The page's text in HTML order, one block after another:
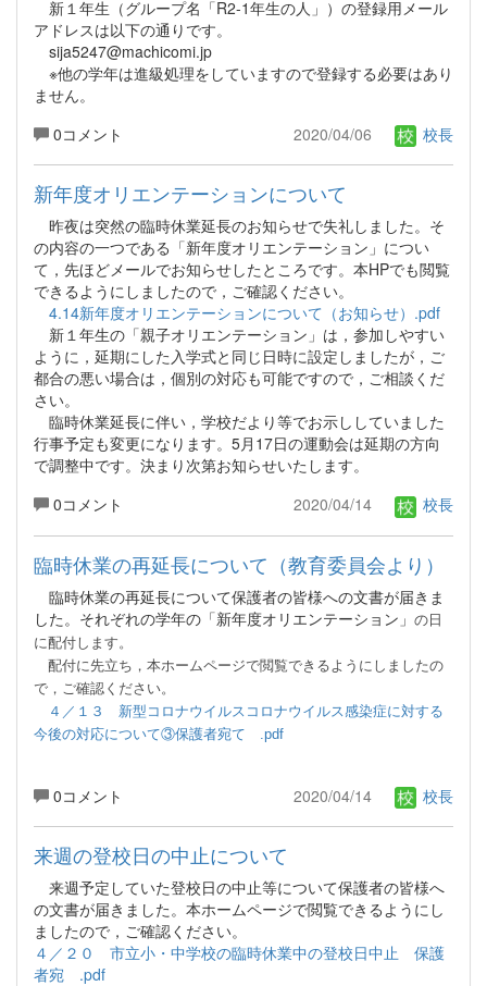
新１年生（グループ名「R2-1年生の人」）の登録用メール
アドレスは以下の通りです。
sija5247@machicomi.jp
※他の学年は進級処理をしていますので登録する必要はあり
ません。
0コメント
2020/04/06 校長
新年度オリエンテーションについて
昨夜は突然の臨時休業延長のお知らせで失礼しました。そ
の内容の一つである「新年度オリエンテーション」につい
て，先ほどメールでお知らせしたところです。本HPでも閲覧
できるようにしましたので，ご確認ください。
4.14新年度オリエンテーションについて（お知らせ）.pdf
新１年生の「親子オリエンテーション」は，参加しやすい
ように，延期にした入学式と同じ日時に設定しましたが，ご
都合の悪い場合は，個別の対応も可能ですので，ご相談くだ
さい。
臨時休業延長に伴い，学校だより等でお示ししていました
行事予定も変更になります。5月17日の運動会は延期の方向
で調整中です。決まり次第お知らせいたします。
0コメント
2020/04/14 校長
臨時休業の再延長について（教育委員会より）
臨時休業の再延長について保護者の皆様への文書が届きま
した。それぞれの学年の「新年度オリエンテーション」 の日
に配付します。
配付に先立ち，本ホームページで閲覧できるようにしましたの
で，ご確認ください。
４／１３ 新型コロナウイルスコロナウイルス感染症に対する
今後の対応について③保護者宛て .pdf
0コメント 2020/04/14 校長
来週の登校日の中止について
来週予定していた登校日の中止等について保護者の皆様へ
の文書が届きました。本ホームページで閲覧できるようにし
ましたので，ご確認ください。
４／２０ 市立小・中学校の臨時休業中の登校日中止 保護
者宛 .pdf